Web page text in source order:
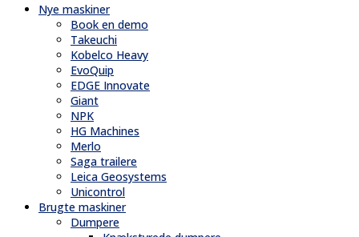
Nye maskiner
Book en demo
Takeuchi
Kobelco Heavy
EvoQuip
EDGE Innovate
Giant
NPK
HG Machines
Merlo
Saga trailere
Leica Geosystems
Unicontrol
Brugte maskiner
Dumpere